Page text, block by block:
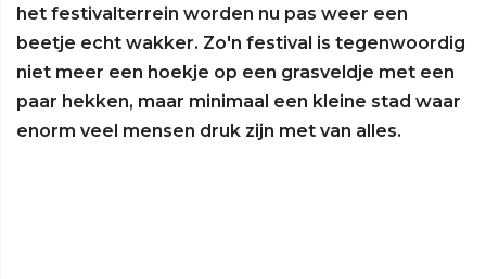
het festivalterrein worden nu pas weer een
beetje echt wakker. Zo'n festival is tegenwoordig
niet meer een hoekje op een grasveldje met een
paar hekken, maar minimaal een kleine stad waar
enorm veel mensen druk zijn met van alles.